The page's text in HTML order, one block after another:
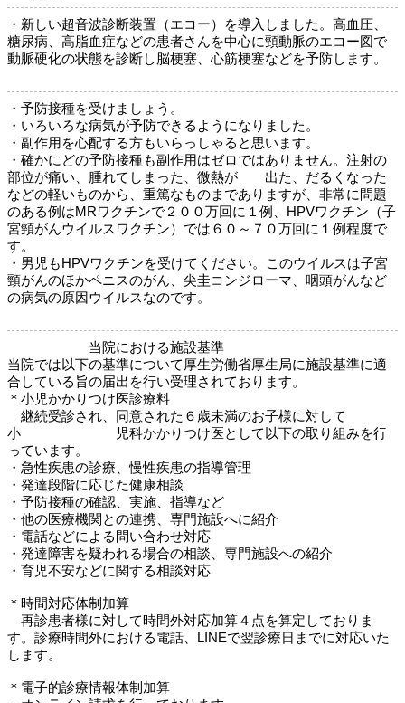
・新しい超音波診断装置（エコー）を導入しました。高血圧、
糖尿病、高脂血症などの患者さんを中心に頸動脈のエコー図で
動脈硬化の状態を診断し脳梗塞、心筋梗塞などを予防します。
・予防接種を受けましょう。
・いろいろな病気が予防できるようになりました。
・副作用を心配する方もいらっしゃると思います。
・確かにどの予防接種も副作用はゼロではありません。注射の
部位が痛い、腫れてしまった、微熱が 出た、だるくなった
などの軽いものから、重篤なものまでありますが、非常に問題
のある例はMRワクチンで２００万回に１例、HPVワクチン（子
宮頸がんウイルスワクチン）では６０～７０万回に１例程度で
す。
・男児もHPVワクチンを受けてください。このウイルスは子宮
頸がんのほかペニスのがん、尖圭コンジローマ、咽頭がんなど
の病気の原因ウイルスなのです。
当院における施設基準
当院では以下の基準について厚生労働省厚生局に施設基準に適
合している旨の届出を行い受理されております。
＊小児かかりつけ医診療料
継続受診され、同意された６歳未満のお子様に対して
小 児科かかりつけ医として以下の取り組みを行
っています。
・急性疾患の診療、慢性疾患の指導管理
・発達段階に応じた健康相談
・予防接種の確認、実施、指導など
・他の医療機関との連携、専門施設へに紹介
・電話などによる問い合わせ対応
・発達障害を疑われる場合の相談、専門施設への紹介
・育児不安などに関する相談対応
＊時間対応体制加算
再診患者様に対して時間外対応加算４点を算定しておりま
す。診療時間外における電話、LINEで翌診療日までに対応いた
します。
＊電子的診療情報体制加算